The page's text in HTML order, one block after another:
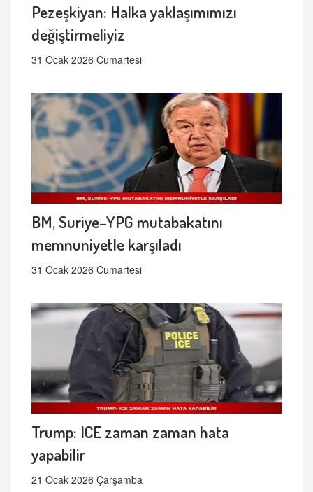
Pezeşkiyan: Halka yaklaşımımızı
değiştirmeliyiz
31 Ocak 2026 Cumartesi
BM, Suriye–YPG mutabakatını
memnuniyetle karşıladı
31 Ocak 2026 Cumartesi
Trump: ICE zaman zaman hata
yapabilir
21 Ocak 2026 Çarşamba